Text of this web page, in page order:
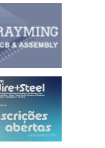
a gestão de
estratégia de
devem
para proteger
externas e
a conformidade